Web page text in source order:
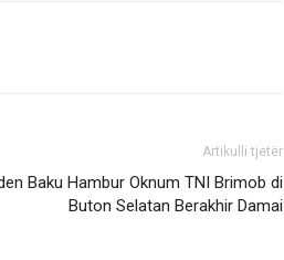
Artikulli tjetër
Baku Hambur Oknum TNI Brimob di
Buton Selatan Berakhir Damai